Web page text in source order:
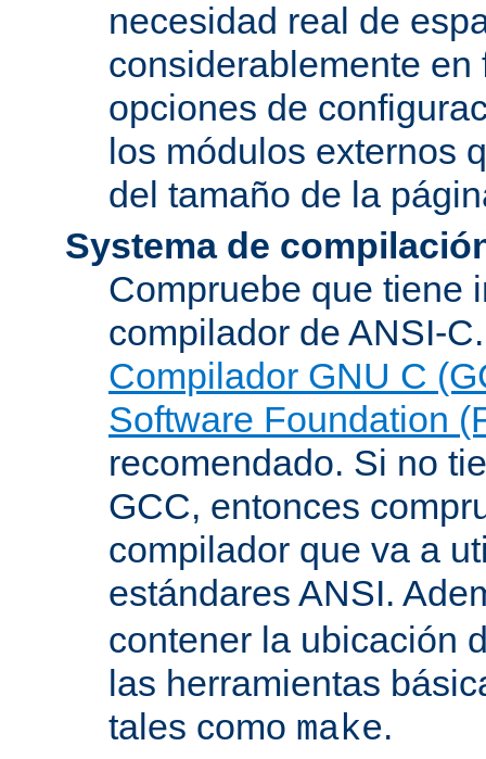
necesidad real de
considerablemente en
opciones de
los módulos externos
del tamaño de la
Systema de
Compruebe que tiene
compilador de ANSI-
Compilador GNU C
Software Foundation
recomendado. Si no
GCC, entonces
compilador que va a
estándares ANSI.
contener la ubicación
las herramientas
tales como make.